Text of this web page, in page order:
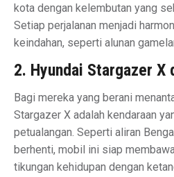
kota dengan kelembutan yang
Setiap perjalanan menjadi
keindahan, seperti alunan
2. Hyundai Stargazer X
Bagi mereka yang berani
Stargazer X adalah kendaraan
petualangan. Seperti aliran
berhenti, mobil ini siap
tikungan kehidupan dengan